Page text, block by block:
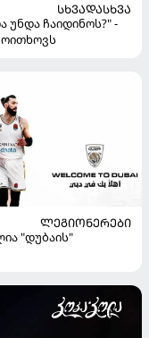
ᲡᲮᲕᲐᲓᲐᲡᲮᲕᲐ
უნდა ჩაიდინოს?" -
ᲚᲔᲒᲘᲝᲜᲔᲠᲔᲑᲘ
"დუბაის"